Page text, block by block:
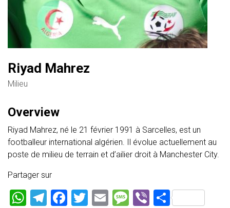
Riyad Mahrez
Milieu
Overview
Riyad Mahrez, né le 21 février 1991 à Sarcelles, est un
footballeur international algérien. Il évolue actuellement au
poste de milieu de terrain et d’ailier droit à Manchester City.
Partager sur
WhatsApp
Telegram
Facebook
Twitter
EmailMessage
Viber